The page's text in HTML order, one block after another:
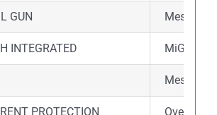
GUN Mesin ini
INTEGRATED MiG
Mesin ini
PROTECTION Over